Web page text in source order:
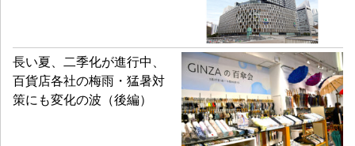
長い夏、二季化が進行中、
百貨店各社の梅雨・猛暑対
策にも変化の波（後編）